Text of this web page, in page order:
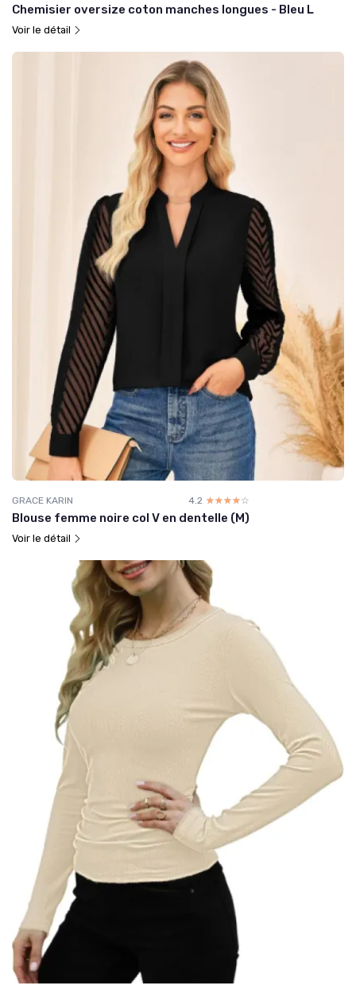
Chemisier oversize coton manches longues - Bleu L
Voir le détail
GRACE KARIN 4.2 ☆☆☆☆☆
★★★★★
Blouse femme noire col V en dentelle (M)
Voir le détail